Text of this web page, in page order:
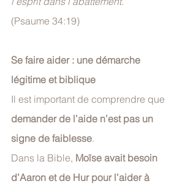
(Psaume 34:19)
Se faire aider : une démarche
légitime et biblique
Il est important de comprendre que
demander de l’aide n’est pas un
signe de faiblesse.
Dans la Bible, Moïse avait besoin
d’Aaron et de Hur pour l’aider à